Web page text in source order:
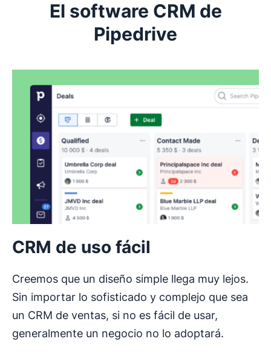
El software CRM de
Pipedrive
CRM de uso fácil
Creemos que un diseño simple llega muy lejos.
Sin importar lo sofisticado y complejo que sea
un CRM de ventas, si no es fácil de usar,
generalmente un negocio no lo adoptará.